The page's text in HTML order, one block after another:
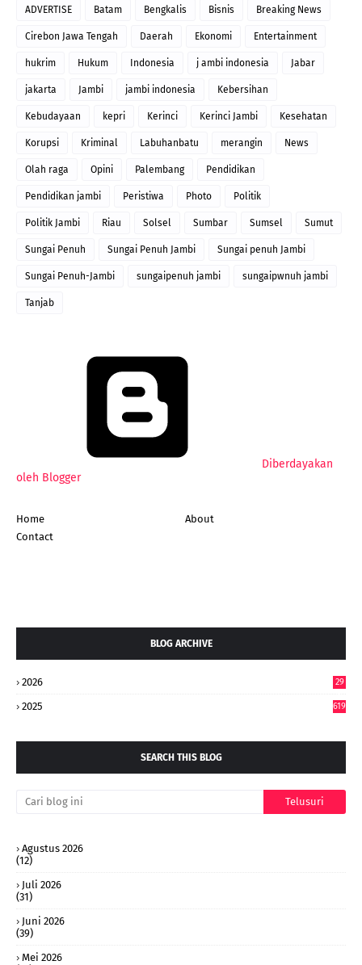
ADVERTISE Batam Bengkalis Bisnis Breaking News
Cirebon Jawa Tengah Daerah Ekonomi Entertainment
hukrim Hukum Indonesia j ambi indonesia Jabar
jakarta Jambi jambi indonesia Kebersihan
Kebudayaan kepri Kerinci Kerinci Jambi Kesehatan
Korupsi Kriminal Labuhanbatu merangin News
Olah raga Opini Palembang Pendidikan
Pendidikan jambi Peristiwa Photo Politik
Politik Jambi Riau Solsel Sumbar Sumsel Sumut
Sungai Penuh Sungai Penuh Jambi Sungai penuh Jambi
Sungai Penuh-Jambi sungaipenuh jambi sungaipwnuh jambi
Tanjab
Diberdayakan
oleh Blogger
Home
About
Contact
BLOG ARCHIVE
2026
29
2025 619
SEARCH THIS BLOG
Agustus 2026
(12)
Juli 2026
(31)
Juni 2026
(39)
Mei 2026